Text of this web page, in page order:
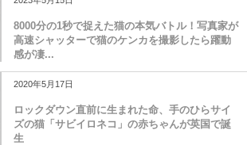
8000分の1秒で捉えた猫の本気バトル！写真家が
高速シャッターで猫のケンカを撮影したら躍動
感が凄...
2020年5月17日
ロックダウン直前に生まれた命、手のひらサイ
ズの猫「サビイロネコ」の赤ちゃんが英国で誕
生